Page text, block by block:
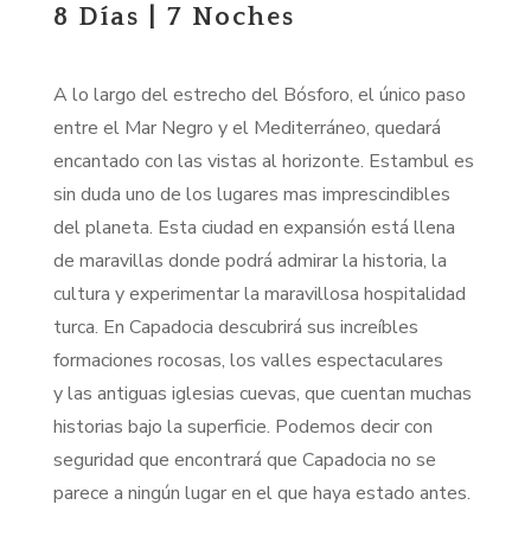
8 Días | 7 Noches
A lo largo del estrecho del Bósforo, el único paso
entre el Mar Negro y el Mediterráneo, quedará
encantado con las vistas alhorizonte. Estambul es
sin duda uno de los lugares mas imprescindibles
del planeta. Esta ciudad en expansión está llena
de maravillas donde podrá admirar la historia, la
cultura y experimentar la maravillosa hospitalidad
turca. En Capadocia descubrirá sus increíbles
formaciones rocosas, los valles espectaculares
ylas antiguas iglesias cuevas, que cuentan muchas
historias bajo la superficie. Podemos decir con
seguridad que encontrará que Capadocia no se
parece a ningún lugar en el que haya estado antes.